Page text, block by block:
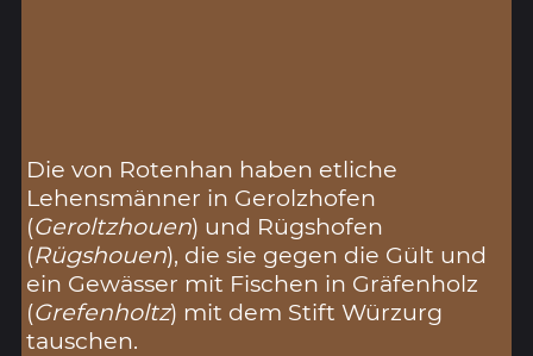
Die von Rotenhan haben etliche
Lehensmänner in Gerolzhofen
(Geroltzhouen) und Rügshofen
(Rügshouen), die sie gegen die Gült und
ein Gewässer mit Fischen in Gräfenholz
(Grefenholtz) mit dem Stift Würzurg
tauschen.